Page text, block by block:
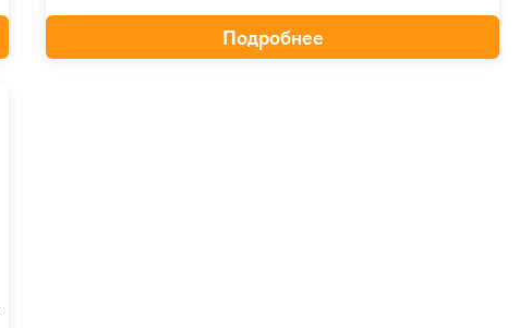
Подробнее